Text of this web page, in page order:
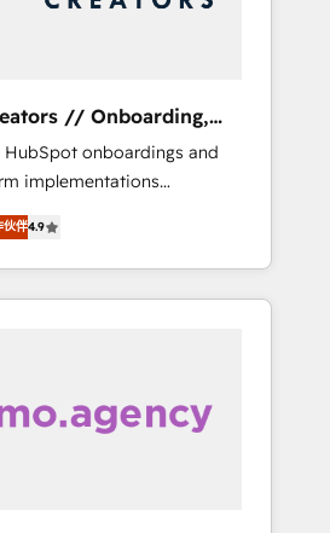
infrastructure to life. Our
keeps you in control
organisations with
optimisation,
assurance. Our tried
methodology will
the best deployment
Whether you are new to
to turn around a poor
// Onboarding,
onboardings and
implementations
go-to Elite Solutions
ready to migrate,
smarter. We specialize
and CMS migrations and
systems into unified,
architectures that
伙伴4.9